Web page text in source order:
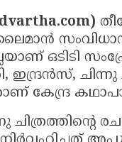
ഒടിടി
ചിന്നു
ചിത്രത്തിന്റെ